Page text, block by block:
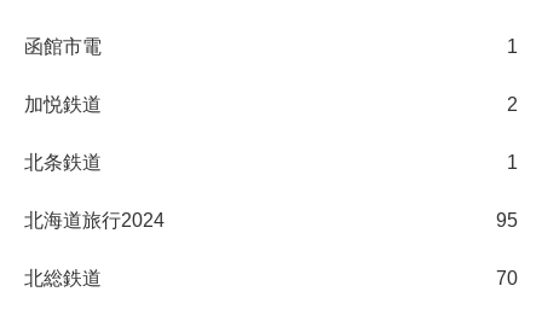
函館市電 1
加悦鉄道 2
北条鉄道 1
北海道旅行2024 95
北総鉄道 70